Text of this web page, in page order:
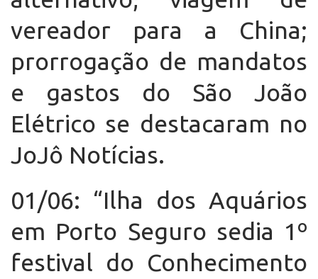
vereador para a China;
prorrogação de mandatos
e gastos do São João
Elétrico se destacaram no
JoJô Notícias.
01/06: “Ilha dos Aquários
em Porto Seguro sedia 1º
festival do Conhecimento